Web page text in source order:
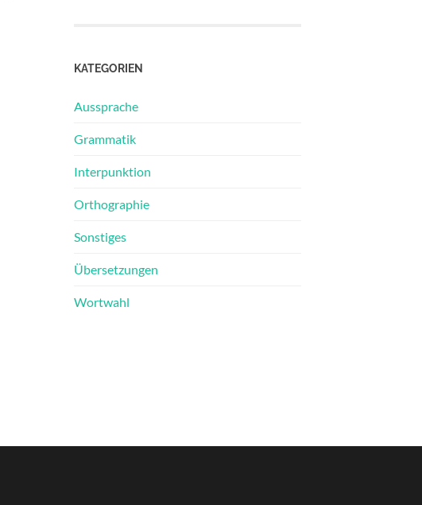
KATEGORIEN
Aussprache
Grammatik
Interpunktion
Orthographie
Sonstiges
Übersetzungen
Wortwahl